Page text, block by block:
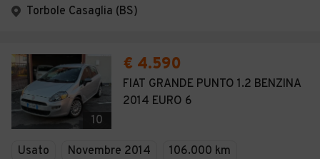
Torbole Casaglia (BS)
10
€ 4.590
FIAT GRANDE PUNTO 1.2 BENZINA
2014 EURO 6
Usato Novembre 2014
106.000 km